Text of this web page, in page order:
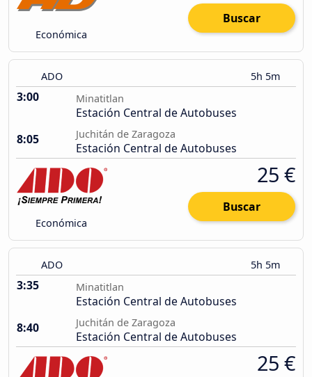
Económica
Buscar
ADO 5h 5m
3:00 Minatitlan
Estación Central de Autobuses
8:05
Juchitán de Zaragoza
Estación Central de Autobuses
Económica
25 €
Buscar
ADO 5h 5m
3:35 Minatitlan
Estación Central de Autobuses
8:40
Juchitán de Zaragoza
Estación Central de Autobuses
25 €